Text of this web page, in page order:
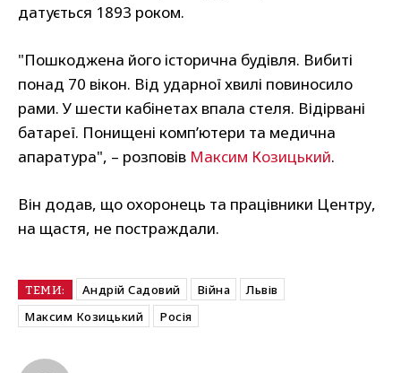
датується 1893 роком.
"Пошкоджена його історична будівля. Вибиті
понад 70 вікон. Від ударної хвилі повиносило
рами. У шести кабінетах впала стеля. Відірвані
батареї. Понищені комп’ютери та медична
апаратура", – розповів Максим Козицький.
Він додав, що охоронець та працівники Центру,
на щастя, не постраждали.
ТЕМИ: Андрій Садовий Війна
Львів
Максим Козицький
Росія